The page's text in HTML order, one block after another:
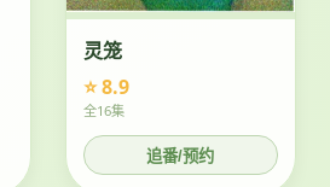
灵笼
⭐ 8.9
全16集
追番/预约